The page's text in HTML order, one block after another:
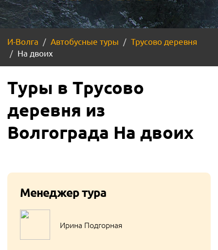
И-Волга Автобусные туры
Трусово деревня
На двоих
Туры в Трусово
деревня из
Волгограда На двоих
Менеджер тура
Ирина Подгорная